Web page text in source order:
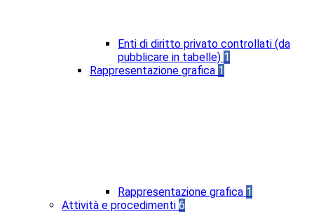
Enti di diritto privato controllati (da
pubblicare in tabelle) 1
Rappresentazione grafica 1
Rappresentazione grafica 1
Attività e procedimenti 6